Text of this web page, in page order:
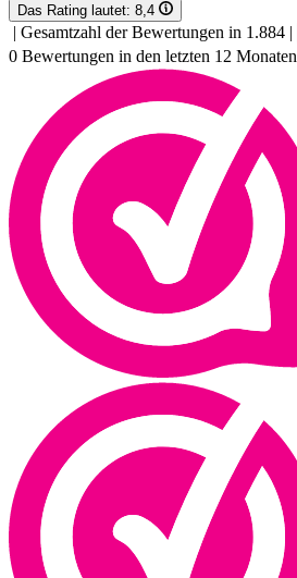
Das Rating lautet: 8,4
| Gesamtzahl der Bewertungen in 1.884 |
0 Bewertungen in den letzten 12 Monaten